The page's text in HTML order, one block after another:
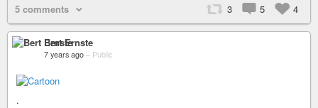
5 comments 3 5 4
Bert Ernste
7 years ago – Public
.